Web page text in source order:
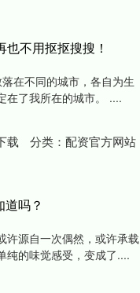
不用抠抠搜搜！
在不同的城市，各自为生
在了我所在的城市。 ....
载 分类： 配资官方网站
吗？
许源自一次偶然，或许承载
纯的味觉感受，变成了....